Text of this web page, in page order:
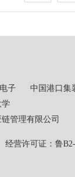
子 中国港口集
学
应链管理有限
经营许可证：鲁B2-